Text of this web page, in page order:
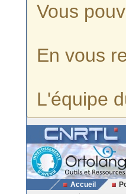
Vous
En vous
L'équipe
Accueil